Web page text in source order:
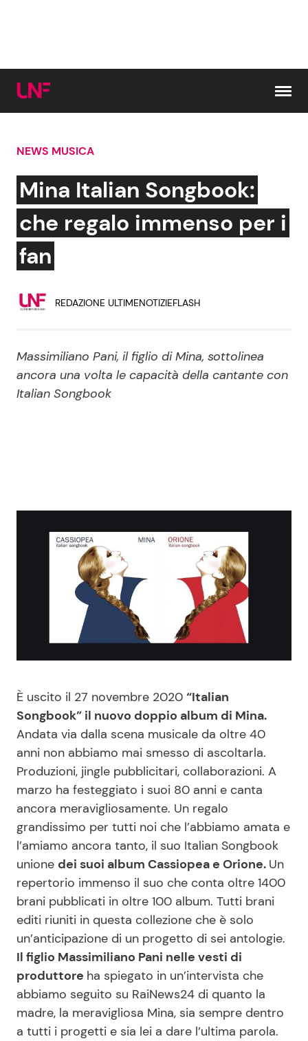
Cerca:
News e Cronaca
Attualità Italiana
Persone Scomparse
Politica
Gossip e TV
Bellezze VIP
Programmi TV
News Musica
News Spettacolo
Benessere
Moda e Style
Mondo Mamma
News benessere
Salute
Viaggi e Turismo
Festività
Cucina e Ricette
Dolci
Le Ricette in TV
Primi Piatti
Ricette Facili e Veloci
Ricette Feste
Ricette per Bambini
Seguici
NEWS MUSICA
Mina Italian Songbook:
che regalo immenso per i
fan
REDAZIONE ULTIMENOTIZIEFLASH
Massimiliano Pani, il figlio di Mina, sottolinea
ancora una volta le capacità della cantante con
Italian Songbook
È uscito il 27 novembre 2020 “Italian
Songbook” il nuovo doppio album di Mina.
Andata via dalla scena musicale da oltre 40
anni non abbiamo mai smesso di ascoltarla.
Produzioni, jingle pubblicitari, collaborazioni. A
marzo ha festeggiato i suoi 80 anni e canta
ancora meravigliosamente. Un regalo
grandissimo per tutti noi che l’abbiamo amata e
l’amiamo ancora tanto, il suo Italian Songbook
unione dei suoi album Cassiopea e Orione. Un
repertorio immenso il suo che conta oltre 1400
brani pubblicati in oltre 100 album. Tutti brani
editi riuniti in questa collezione che è solo
un’anticipazione di un progetto di sei antologie.
Il figlio Massimiliano Pani nelle vesti di
produttore ha spiegato in un’intervista che
abbiamo seguito su RaiNews24 di quanto la
madre, la meravigliosa Mina, sia sempre dentro
a tutti i progetti e sia lei a dare l’ultima parola.